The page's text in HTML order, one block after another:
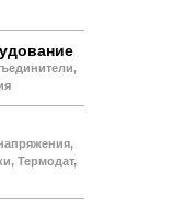
Термодат,